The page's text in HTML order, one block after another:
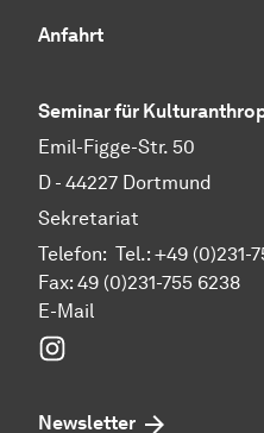
Anfahrt
Seminar für
Emil-Figge-Str. 50
D - 44227 Dort­mund
Sekretariat
Telefon: Tel.: +49 (0)231-
Fax: 49 (0)231-755 6238
E-Mail
Newsletter